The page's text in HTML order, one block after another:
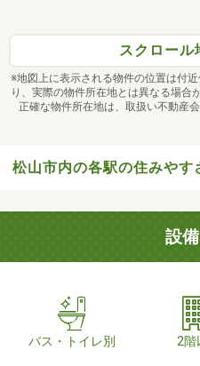
スクロール
※地図上に表示される物件の位置は付
り、実際の物件所在地とは異なる場合
正確な物件所在地は、取扱い不動産
松山市内の各駅の住みやす
設
バス・トイレ別 2階